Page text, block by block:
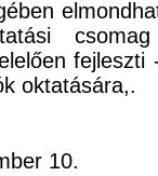
oktatására,.
10.